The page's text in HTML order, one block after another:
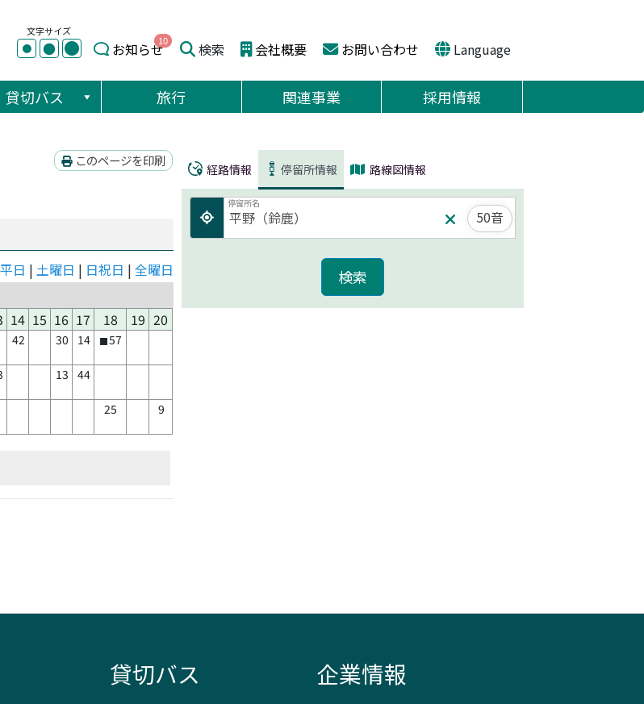
文字サイズ
● ● ● お知らせ10 検索 会社概要 お問い合わせ Language
貸切バス 旅行 関連事業 採用情報
このページを印刷
平日 | 土曜日 | 日祝日 | 全曜日
14 15 16 17 18 19 20
42 30 14 ■57
13 44
25 9
経路情報 停留所情報 路線図情報
停留所名
50音
貸切バス 企業情報